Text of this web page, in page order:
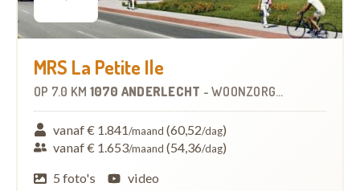
MRS La Petite Ile
OP 7.0 KM 1070 ANDERLECHT - WOONZORGCENTRUM (WZC)
vanaf € 1.841/maand (60,52/dag)
vanaf € 1.653/maand (54,36/dag)
5 foto's
video